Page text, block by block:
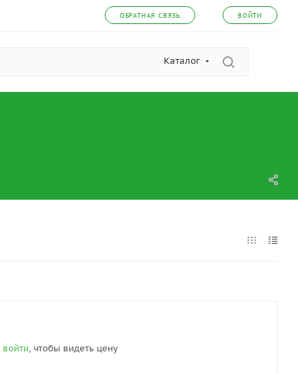
ОБРАТНАЯ СВЯЗЬ ВОЙТИ
Каталог
войти, чтобы видеть цену